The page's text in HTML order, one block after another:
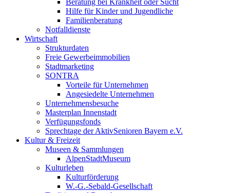
Beratung bei Krankheit oder Sucht
Hilfe für Kinder und Jugendliche
Familienberatung
Notfalldienste
Wirtschaft
Strukturdaten
Freie Gewerbeimmobilien
Stadtmarketing
SONTRA
Vorteile für Unternehmen
Angesiedelte Unternehmen
Unternehmensbesuche
Masterplan Innenstadt
Verfügungsfonds
Sprechtage der AktivSenioren Bayern e.V.
Kultur & Freizeit
Museen & Sammlungen
AlpenStadtMuseum
Kulturleben
Kulturförderung
W.-G.-Sebald-Gesellschaft